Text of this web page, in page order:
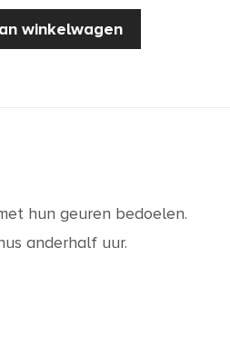
winkelwagen
hun geuren bedoelen.
anderhalf uur.